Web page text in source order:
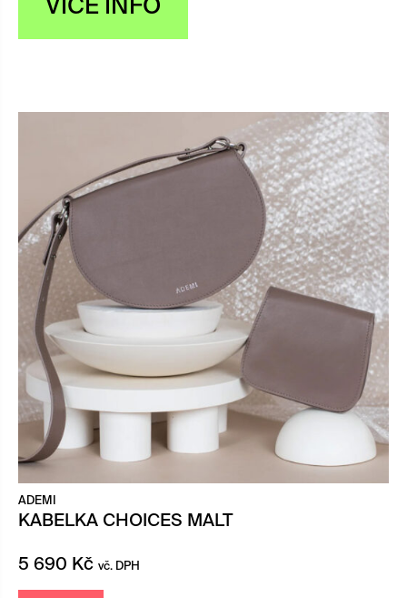
VÍCE INFO
ADEMI
KABELKA CHOICES MALT
5 690 Kč vč. DPH